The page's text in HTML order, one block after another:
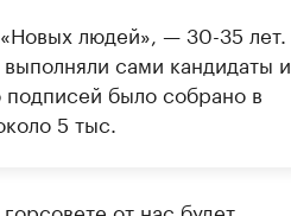
людей», — 30-35 лет.
сами кандидаты и
было собрано в
5 тыс.